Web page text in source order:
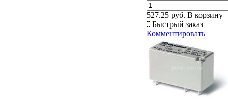
527.25 руб. В корзину
Быстрый заказ
Комментировать